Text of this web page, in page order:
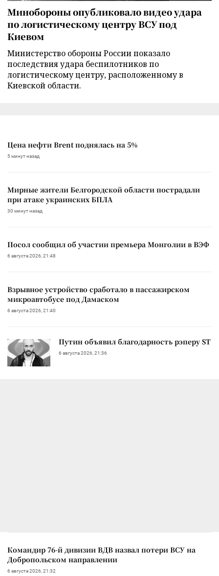
Минобороны опубликовало видео удара
по логистическому центру ВСУ под
Киевом
Министерство обороны России показало
последствия удара беспилотников по
логистическому центру, расположенному в
Киевской области.
Цена нефти Brent поднялась на 5%
5 минут назад
Мирные жители Белгородской области пострадали
при атаке украинских БПЛА
30 минут назад
Посол сообщил об участии премьера Монголии в ВЭФ
6 августа 2026, 21:48
Взрывное устройство сработало в пассажирском
микроавтобусе под Дамаском
6 августа 2026, 21:40
Путин объявил благодарность рэперу ST
6 августа 2026, 21:36
Командир 76-й дивизии ВДВ назвал потери ВСУ на
Добропольском направлении
6 августа 2026, 21:32